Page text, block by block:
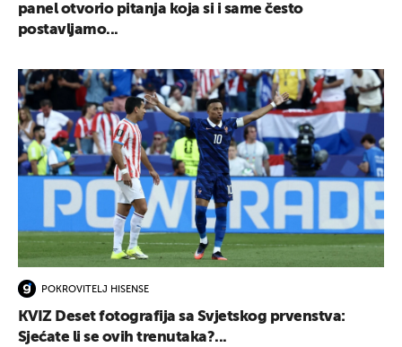
panel otvorio pitanja koja si i same često
postavljamo...
POKROVITELJ HISENSE
KVIZ Deset fotografija sa Svjetskog prvenstva:
Sjećate li se ovih trenutaka?...